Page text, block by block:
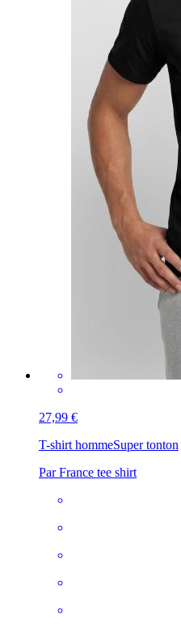
27,99 €
T-shirt hommeSuper tonton
Par France tee shirt